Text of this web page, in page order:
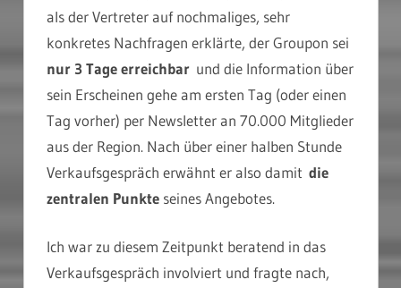
als der Vertreter auf nochmaliges, sehr
konkretes Nachfragen erklärte, der Groupon sei
nur 3 Tage erreichbar und die Information über
sein Erscheinen gehe am ersten Tag (oder einen
Tag vorher) per Newsletter an 70.000 Mitglieder
aus der Region. Nach über einer halben Stunde
Verkaufsgespräch erwähnt er also damit die
zentralen Punkte seines Angebotes.
Ich war zu diesem Zeitpunkt beratend in das
Verkaufsgespräch involviert und fragte nach,